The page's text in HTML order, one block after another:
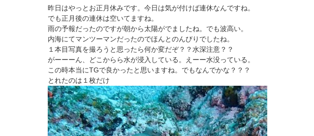
昨日はやっとお正月休みです。今日は気が付けば連休なんですね。
でも正月後の連休は空いてますね。
雨の予報だったのですが朝から太陽がでましたね。でも波高い。
内海にてマンツーマンだったのでほんとのんびりでしたね。
１本目写真を撮ろうと思ったら何か変だぞ？？水深注意？？
がーーーん、どこからら水が浸入している。えーー水没っている。
この時本当にTGで良かったと思いますね。でもなんでかな？？？
とれたのは１枚だけ